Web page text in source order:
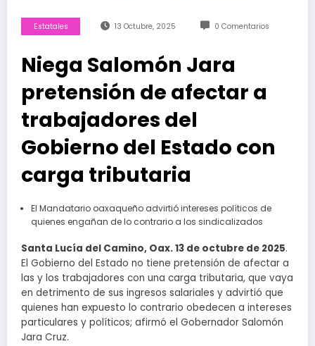
Estatales 13 Octubre, 2025 0 Comentarios
Niega Salomón Jara
pretensión de afectar a
trabajadores del
Gobierno del Estado con
carga tributaria
El Mandatario oaxaqueño advirtió intereses políticos de
quienes engañan de lo contrario a los sindicalizados
Santa Lucía del Camino, Oax. 13 de octubre de 2025.
El Gobierno del Estado no tiene pretensión de afectar a
las y los trabajadores con una carga tributaria, que vaya
en detrimento de sus ingresos salariales y advirtió que
quienes han expuesto lo contrario obedecen a intereses
particulares y políticos; afirmó el Gobernador Salomón
Jara Cruz.